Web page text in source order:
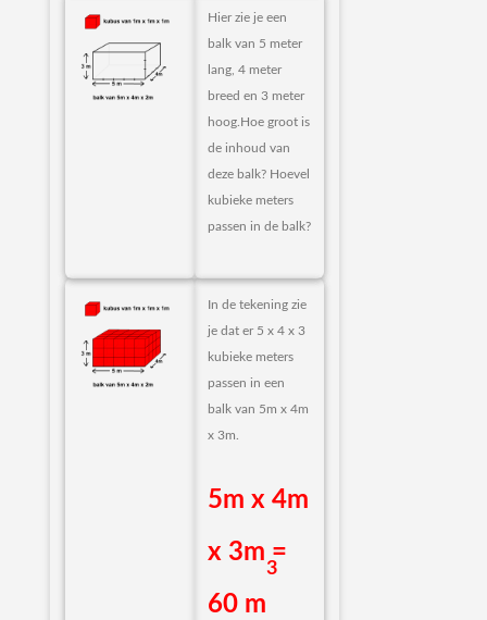
Hier zie je een
balk van 5 meter
lang, 4 meter
breed en 3 meter
hoog.Hoe groot is
de inhoud van
deze balk? Hoevel
kubieke meters
passen in de balk?
In de tekening zie
je dat er 5 x 4 x 3
kubieke meters
passen in een
balk van 5m x 4m
x 3m.
5m x 4m
x 3m =
60 m
3